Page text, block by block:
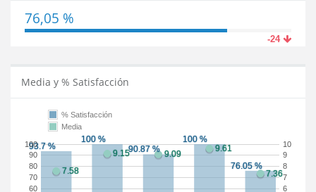
76,05 %
-24
Media y % Satisfacción
60
70
80
90
100
6
7
8
9
10
% Satisfacción
Media